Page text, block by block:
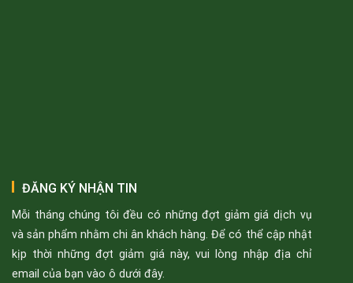
ĐĂNG KÝ NHẬN TIN
Mỗi tháng chúng tôi đều có những đợt giảm giá dịch vụ
và sản phẩm nhằm chi ân khách hàng. Để có thể cập nhật
kịp thời những đợt giảm giá này, vui lòng nhập địa chỉ
email của bạn vào ô dưới đây.